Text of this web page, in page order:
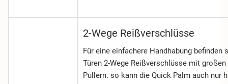
2-Wege Reißverschlüsse
Für eine einfachere Handhabung befinden
Türen 2-Wege Reißverschlüsse mit großen
Pullern. so kann die Quick Palm auch nur